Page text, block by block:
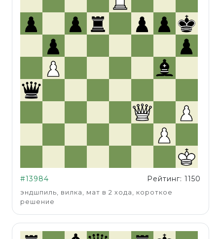
#13984 Рейтинг: 1150
эндшпиль, вилка, мат в 2 хода, короткое
решение